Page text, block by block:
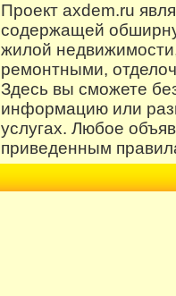
Проект axdem.ru
содержащей
жилой
ремонтными,
Здесь вы сможете
информацию или
услугах. Любое
приведенным